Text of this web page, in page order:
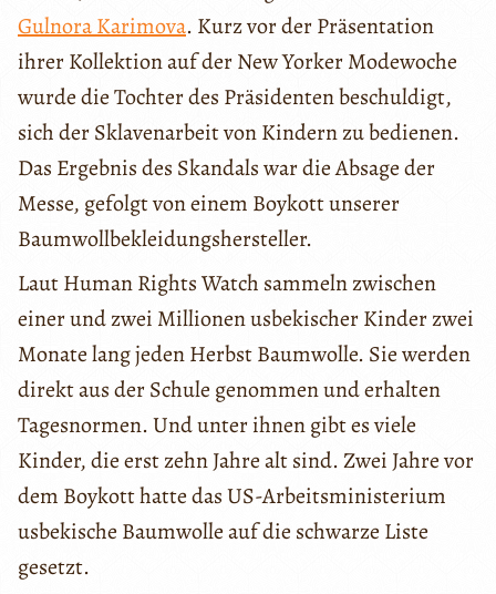
Gulnora Karimova. Kurz vor der Präsentation
ihrer Kollektion auf der New Yorker Modewoche
wurde die Tochter des Präsidenten beschuldigt,
sich der Sklavenarbeit von Kindern zu bedienen.
Das Ergebnis des Skandals war die Absage der
Messe, gefolgt von einem Boykott unserer
Baumwollbekleidungshersteller.
Laut Human Rights Watch sammeln zwischen
einer und zwei Millionen usbekischer Kinder zwei
Monate lang jeden Herbst Baumwolle. Sie werden
direkt aus der Schule genommen und erhalten
Tagesnormen. Und unter ihnen gibt es viele
Kinder, die erst zehn Jahre alt sind. Zwei Jahre vor
dem Boykott hatte das US-Arbeitsministerium
usbekische Baumwolle auf die schwarze Liste
gesetzt.